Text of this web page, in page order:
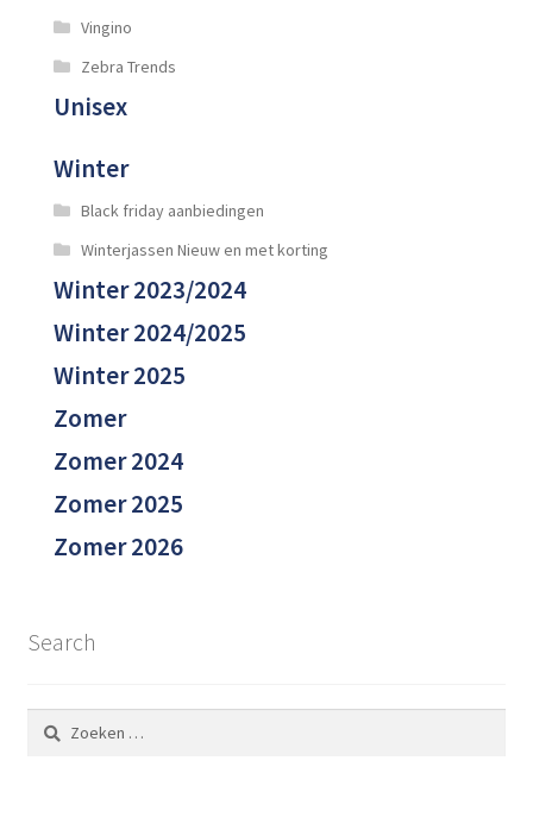
Vingino
Zebra Trends
Unisex
Winter
Black friday aanbiedingen
Winterjassen Nieuw en met korting
Winter 2023/2024
Winter 2024/2025
Winter 2025
Zomer
Zomer 2024
Zomer 2025
Zomer 2026
Search
Zoeken
naar: